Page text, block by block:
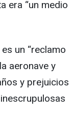
era “un medio
un “reclamo
aeronave y
y prejuicios